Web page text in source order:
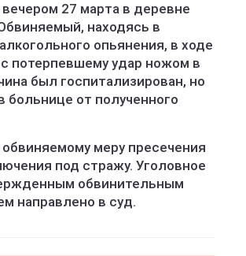
27 марта в деревне
находясь в
опьянения, в ходе
потерпевшему удар ножом в
был госпитализирован, но
больнице от полученного
меру пресечения
под стражу. Уголовное
обвинительным
направлено в суд.